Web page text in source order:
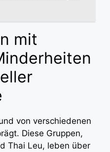
mit
von verschiedenen
Diese Gruppen,
Thai Leu, leben über